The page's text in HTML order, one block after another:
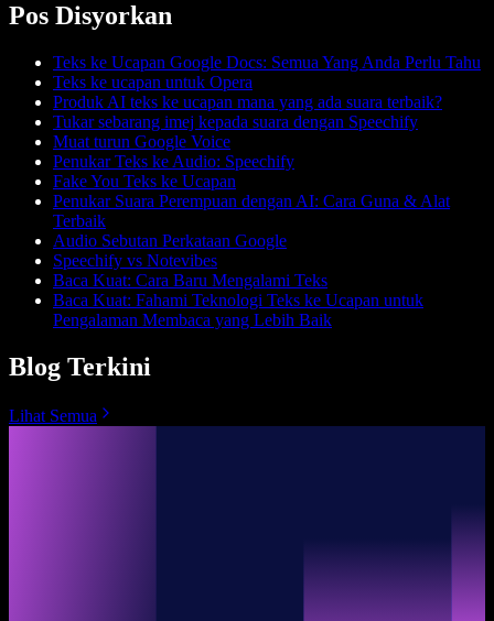
Pos Disyorkan
Teks ke Ucapan Google Docs: Semua Yang Anda Perlu Tahu
Teks ke ucapan untuk Opera
Produk AI teks ke ucapan mana yang ada suara terbaik?
Tukar sebarang imej kepada suara dengan Speechify
Muat turun Google Voice
Penukar Teks ke Audio: Speechify
Fake You Teks ke Ucapan
Penukar Suara Perempuan dengan AI: Cara Guna & Alat
Terbaik
Audio Sebutan Perkataan Google
Speechify vs Notevibes
Baca Kuat: Cara Baru Mengalami Teks
Baca Kuat: Fahami Teknologi Teks ke Ucapan untuk
Pengalaman Membaca yang Lebih Baik
Blog Terkini
Lihat Semua